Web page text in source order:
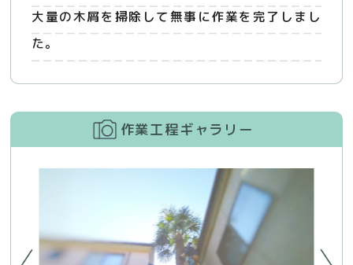
大量の木屑を掃除して無事に作業を完了しまし
た。
作業工程ギャラリー